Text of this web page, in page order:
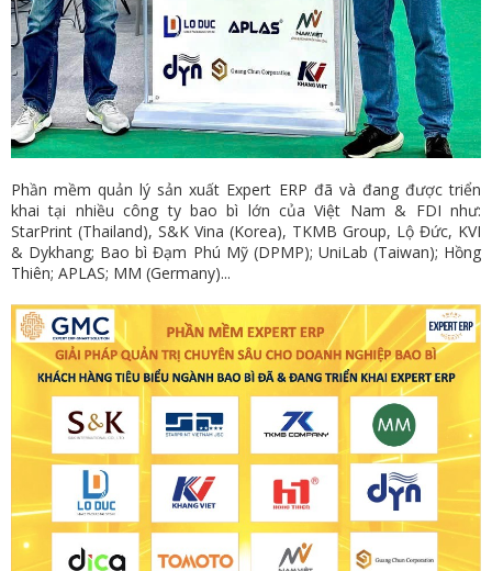
Phần mềm quản lý sản xuất Expert ERP đã và đang được triển
khai tại nhiều công ty bao bì lớn của Việt Nam & FDI như:
StarPrint (Thailand), S&K Vina (Korea), TKMB Group, Lộ Đức, KVI
& Dykhang; Bao bì Đạm Phú Mỹ (DPMP); UniLab (Taiwan); Hồng
Thiên; APLAS; MM (Germany)...